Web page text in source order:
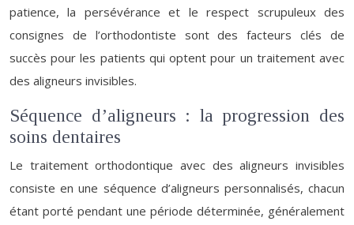
patience, la persévérance et le respect scrupuleux des
consignes de l’orthodontiste sont des facteurs clés de
succès pour les patients qui optent pour un traitement avec
des aligneurs invisibles.
Séquence d’aligneurs : la progression des
soins dentaires
Le traitement orthodontique avec des aligneurs invisibles
consiste en une séquence d’aligneurs personnalisés, chacun
étant porté pendant une période déterminée, généralement